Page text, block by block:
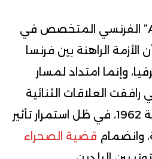
اعتبر موقع “Areion24” الفرنسي المتخصص في
الراهنة بين فرنسا
وإنما امتداد لمسار
العلاقات الثنائية
منذ استقلال الجزائر سنة 1962، في ظل استمرار تأثير
وانضمام قضية الصحراء